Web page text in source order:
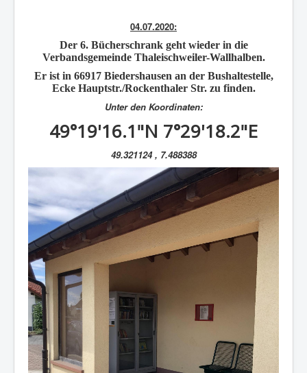
04.07.2020:
Der 6. Bücherschrankgeht wieder in die
Verbandsgemeinde Thaleischweiler-Wallhalben.
Er ist in 66917 Biedershausen an der Bushaltestelle,
Ecke Hauptstr./Rockenthaler Str. zu finden.
Unter den Koordinaten:
49°19'16.1"N 7°29'18.2"E
49.321124 , 7.488388